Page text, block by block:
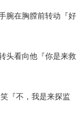
腕在胸膛前转动『好
头看向他『你是来救
『不，我是来探监